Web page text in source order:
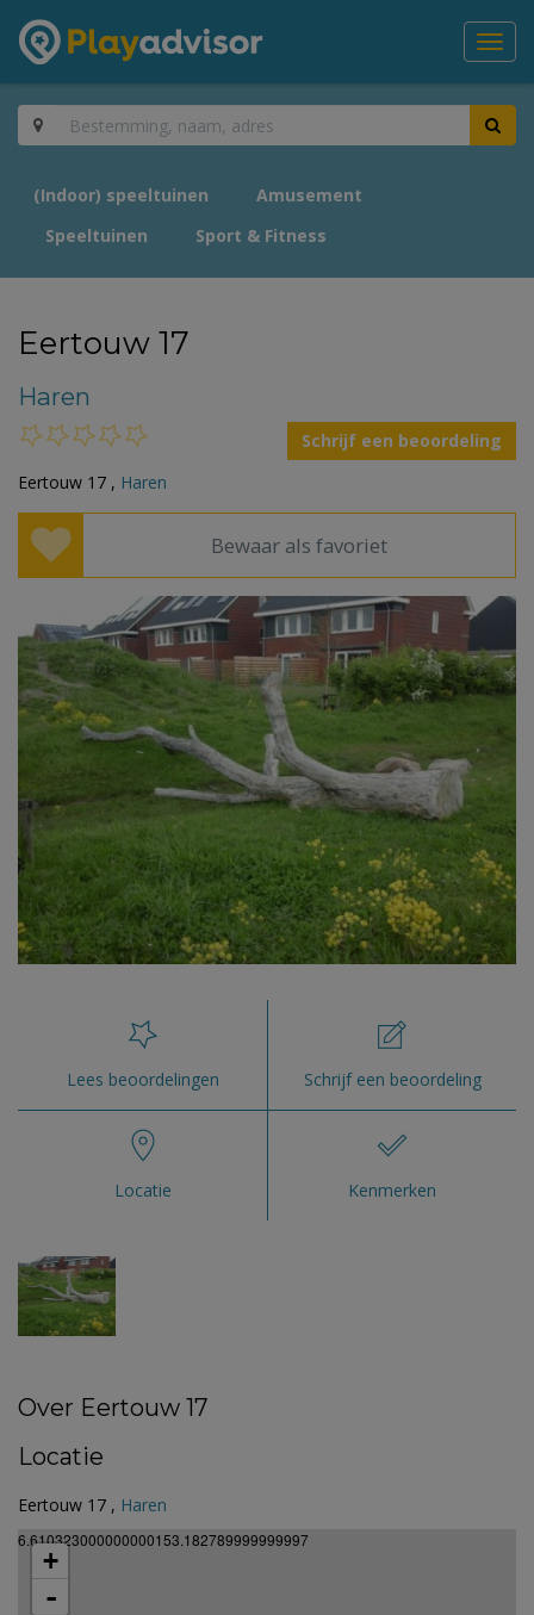
(Indoor) speeltuinen
Amusement
Speeltuinen
Sport & Fitness
Eertouw 17
Haren
Schrijf een beoordeling
Eertouw 17 , Haren
Bewaar als favoriet
Lees beoordelingen Schrijf een beoordeling
Locatie Kenmerken
Over Eertouw 17
Locatie
Eertouw 17 , Haren
6.610323000000000153.182789999999997
+
-